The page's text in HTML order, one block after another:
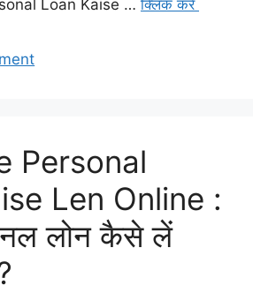
Loan Kaise …क्लिक करे
Personal
Len Online :
लोन कैसे लें